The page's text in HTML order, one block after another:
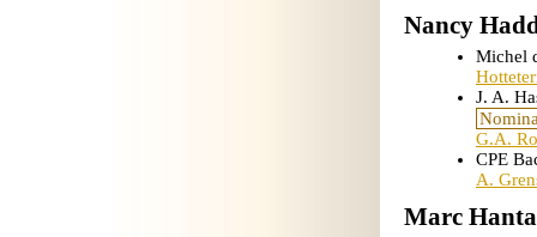
Nancy
Michel
J. A.
G.A.
CPE
A.
Marc